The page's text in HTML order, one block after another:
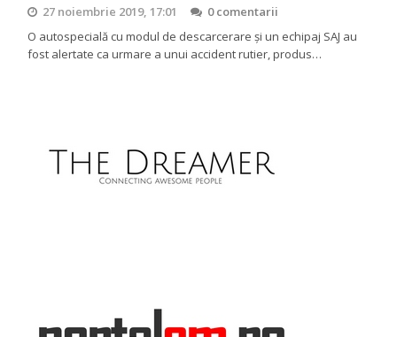
27 noiembrie 2019, 17:01
0 comentarii
O autospecială cu modul de descarcerare și un echipaj SAJ au
fost alertate ca urmare a unui accident rutier, produs…